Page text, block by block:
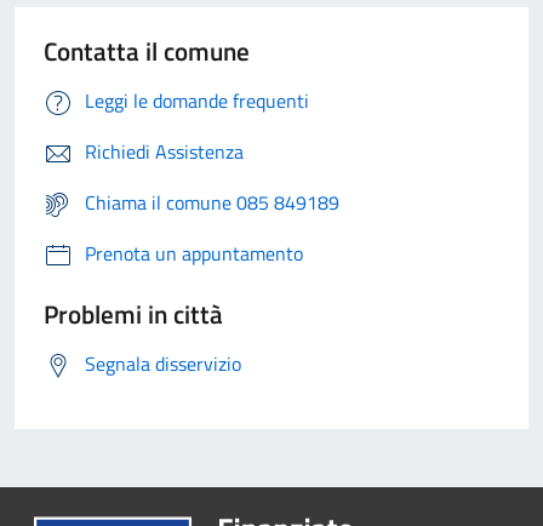
Contatta il comune
Leggi le domande frequenti
Richiedi Assistenza
Chiama il comune 085 849189
Prenota un appuntamento
Problemi in città
Segnala disservizio